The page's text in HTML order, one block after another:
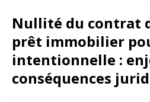
Nullité du contrat
prêt immobilier
intentionnelle :
conséquences